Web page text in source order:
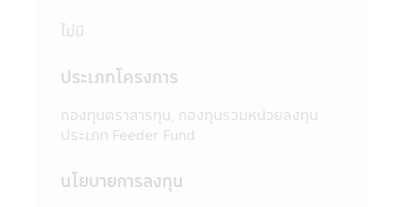
กำหนดไว้ในหนังสือชี้ชวน
7. ในกรณีที่กองทุนรวมไม่สามารถดำรง
กรรมการ ก.ล.ต. กำหนด ผู้ลงทุนอาจไม่สามารถ
8. ผู้ลงทุนสามารถตรวจดูข้อมูลที่อาจมีผลต่อ
การตัดสินใจลงทุน เช่น การทำธุรกรรมกับ
การลงทุนตามอัตราส่วนที่กำหนดใน
ไม่มี
ประเภทโครงการ
กองทุนตราสารทุน, กองทุนรวมหน่วยลงทุน
ประเภท Feeder Fund
นโยบายการลงทุน